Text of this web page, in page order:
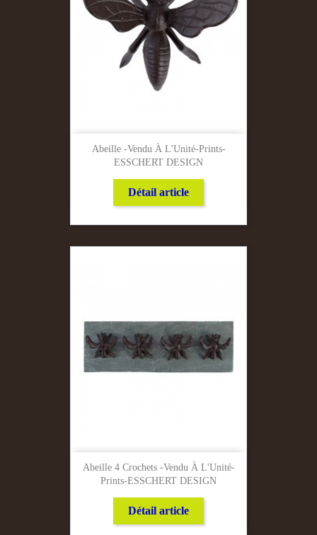
Abeille -Vendu À L'Unité-Prints-
ESSCHERT DESIGN
Détail article
Abeille 4 Crochets -Vendu À L'Unité-
Prints-ESSCHERT DESIGN
Détail article